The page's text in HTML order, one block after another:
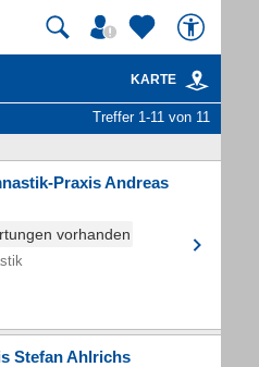
KARTE
Treffer 1-11 von 11
Praxis Andreas
vorhanden
Stefan Ahlrichs